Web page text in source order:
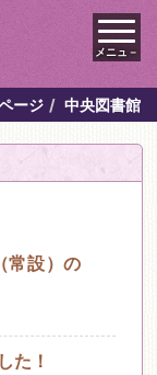
メニュ－
ージ 中央図書館
常設）の
た！